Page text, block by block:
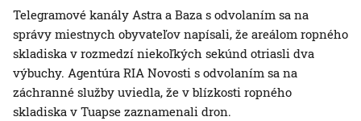
Telegramové kanály Astra a Baza s odvolaním sa na
správy miestnych obyvateľov napísali, že areálom ropného
skladiska v rozmedzí niekoľkých sekúnd otriasli dva
výbuchy. Agentúra RIA Novosti s odvolaním sa na
záchranné služby uviedla, že v blízkosti ropného
skladiska v Tuapse zaznamenali dron.